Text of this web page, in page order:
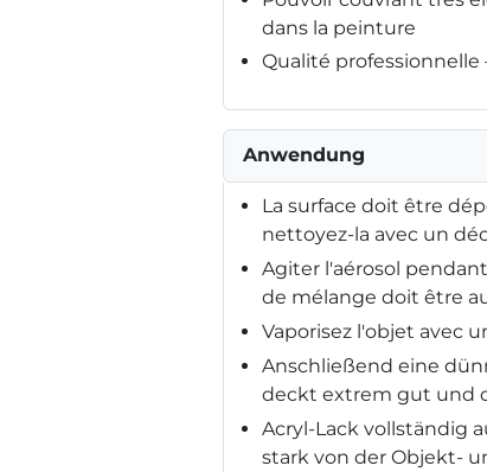
dans la peinture
Qualité professionnelle
Anwendung
La surface doit être
nettoyez-la avec un
Agiter l'aérosol
de mélange doit être
Vaporisez l'objet avec
Anschließend eine
deckt extrem gut und
Acryl-Lack vollständig
stark von der Objekt-